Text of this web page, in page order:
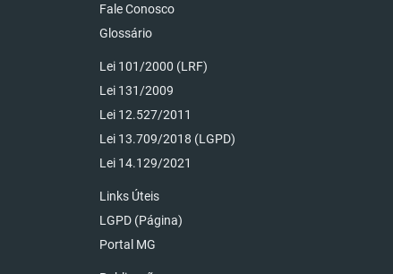
Fale Conosco
Glossário
Lei 101/2000 (LRF)
Lei 131/2009
Lei 12.527/2011
Lei 13.709/2018 (LGPD)
Lei 14.129/2021
Links Úteis
LGPD (Página)
Portal MG